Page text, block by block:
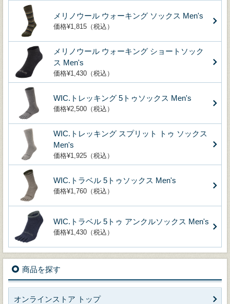
メリノウール ウォーキング ソックス Men's
価格¥1,815（税込）
メリノウール ウォーキング ショートソック
ス Men's
価格¥1,430（税込）
WIC.トレッキング 5トゥソックス Men's
価格¥2,500（税込）
WIC.トレッキング スプリット トゥ ソックス
Men's
価格¥1,925（税込）
WIC.トラベル 5トゥソックス Men's
価格¥1,760（税込）
WIC.トラベル 5トゥ アンクルソックス Men's
価格¥1,430（税込）
商品を探す
オンラインストア トップ